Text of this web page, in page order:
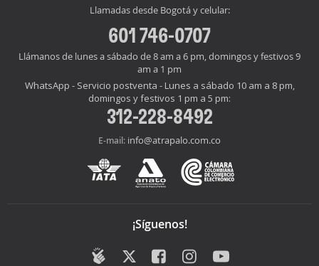
Llamadas desde Bogotá y celular:
601 746-0707
Llámanos de lunes a sábado de 8 am a 6 pm, domingos y festivos 9
am a 1 pm
WhatsApp - Servicio postventa - Lunes a sábado 10 am a 8 pm,
domingos y festivos 1 pm a 5 pm:
312-228-8492
E-mail: info@atrapalo.com.co
¡Síguenos!